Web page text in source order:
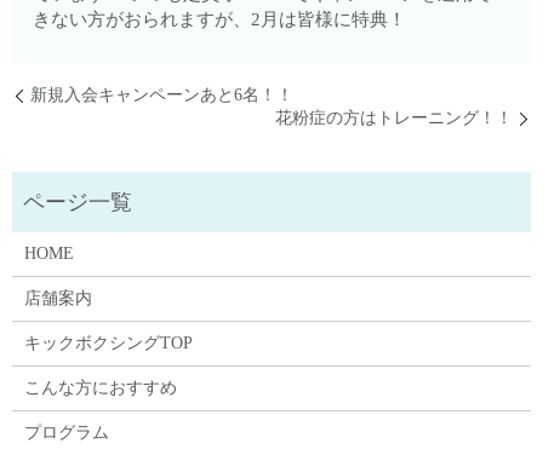
きない方がおられますが、2月は皆様に特典！
新規入会キャンペーンあと6名！！
花粉症の方はトレーニング！！
HOME
店舗案内
キックボクシングTOP
こんな方におすすめ
プログラム